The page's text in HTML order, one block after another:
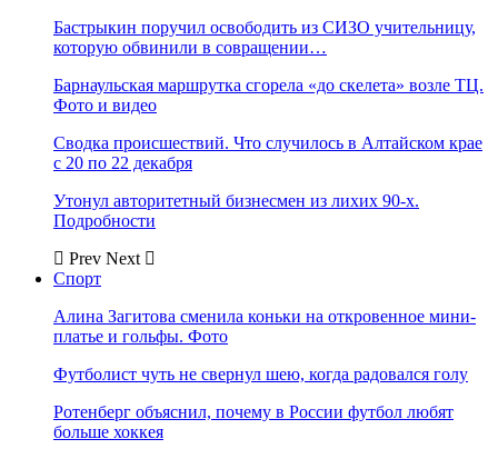
Бастрыкин поручил освободить из СИЗО учительницу,
которую обвинили в совращении…
Барнаульская маршрутка сгорела «до скелета» возле ТЦ.
Фото и видео
Сводка происшествий. Что случилось в Алтайском крае
с 20 по 22 декабря
Утонул авторитетный бизнесмен из лихих 90-х.
Подробности
Prev Next
Спорт
Алина Загитова сменила коньки на откровенное мини-
платье и гольфы. Фото
Футболист чуть не свернул шею, когда радовался голу
Ротенберг объяснил, почему в России футбол любят
больше хоккея